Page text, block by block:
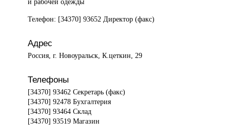
и рабочей одежды
Телефон: [34370] 93652 Директор (факс)
Адрес
Россия, г. Новоуральск, К.цеткин, 29
Телефоны
[34370] 93462 Секретарь (факс)
[34370] 92478 Бухгалтерия
[34370] 93464 Склад
[34370] 93519 Магазин